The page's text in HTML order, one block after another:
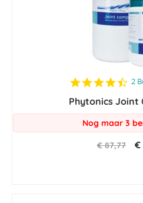
4.5
2
Phytonics Joint
Nog maar 3
€ 87,77 €